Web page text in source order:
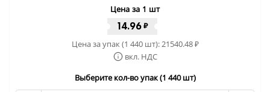
Цена за 1 шт
14.96 ₽
Цена за упак (1 440 шт):21540.48₽
вкл. НДС
Выберите кол-во упак (1 440 шт)